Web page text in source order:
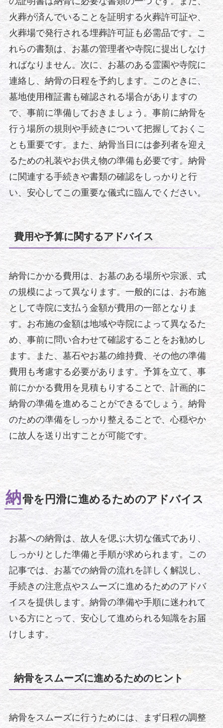
火葬が済んでいることを証明する火葬許可証や、
火葬場で発行される埋葬許可証も必需品です。こ
れらの書類は、お墓の管理者や寺院に提出しなけ
ればなりません。次に、お墓のある霊園や寺院に
連絡し、納骨の日程を予約します。このときに、
墓地使用権証書も確認される場合がありますの
で、事前に準備しておきましょう。事前に納骨を
行う場所の規則や手続きについて把握しておくこ
とも重要です。また、納骨当日には参列者を迎え
るための礼装やお供え物の準備も必要です。納骨
に関連する手続きや書類の確認をしっかりと行
い、安心してこの重要な儀式に臨んでください。
費用や予算に関するアドバイス
納骨にかかる費用は、お墓のある場所や宗派、式
の規模によって異なります。一般的には、お布施
として寺院に支払う金額が費用の一部となりま
す。お布施の金額は地域や寺院によって異なるた
め、事前に問い合わせて確認することをお勧めし
ます。また、墓石やお墓の維持費、その他の準備
費用も考慮する必要があります。予算を立て、事
前にかかる費用を見積もりすることで、計画的に
納骨の準備を進めることができるでしょう。納骨
のための準備をしっかり整えることで、心穏やか
に故人を送り出すことが可能です。
納骨を円滑に進めるためのアドバイス
お墓への納骨は、故人を偲ぶ大切な儀式であり、
しっかりとした準備と手順が求められます。この
記事では、お墓での納骨の流れを詳しく解説し、
手続きの注意点やスムーズに進めるためのアドバ
イスを提供します。納骨の準備や手順に迷われて
いる方にとって、安心して進められる知識をお届
けします。
納骨をスムーズに進めるためのヒント
納骨をスムーズに行うためには、まず日程の調整